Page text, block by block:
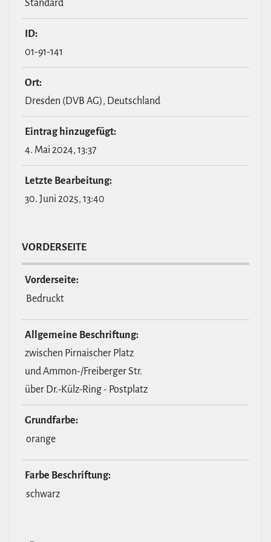
Standard
ID:
01-91-141
Ort:
Dresden (DVB AG), Deutschland
Eintrag hin­zu­ge­fügt:
4. Mai 2024, 13:37
Letzte Bear­bei­tung:
30. Juni 2025, 13:40
VOR­DER­SEITE
Vor­der­seite:
Bedruckt
All­ge­meine Beschrif­tung:
zwischen Pirnaischer Platz
und Ammon-/Freiberger Str.
über Dr.-Külz-Ring - Postplatz
Grund­farbe:
orange
Farbe Beschrif­tung:
schwarz